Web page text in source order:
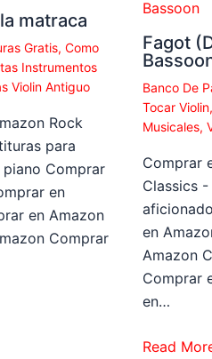
matraca
Gratis,Como
Instrumentos
Violin Antiguo
Rock
para
Comprar
en
en Amazon
Comprar
Fagot
Banco De
Tocar Violin,
Musicales,
Comprar
Classics
en
Amazon
Comprar
en…
Read